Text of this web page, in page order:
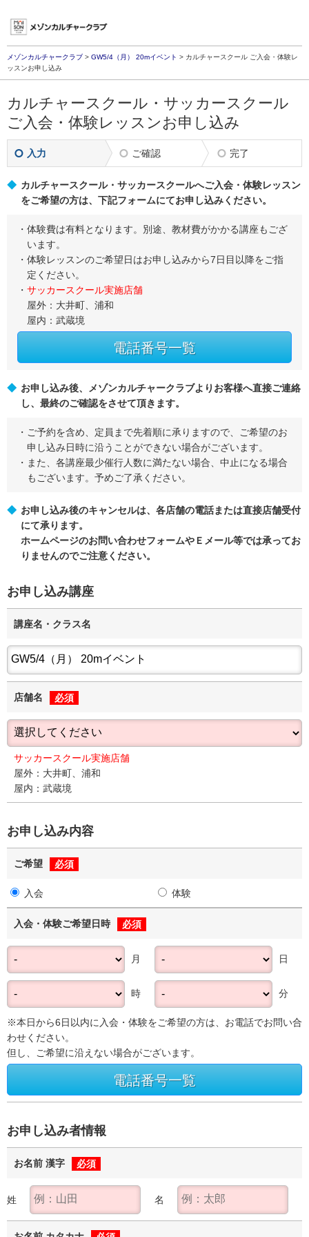
メゾンカルチャークラブ > GW5/4（月） 20mイベント > カルチャースクール ご入会・体験レ
ッスンお申し込み
カルチャースクール・サッカースクール
ご入会・体験レッスンお申し込み
入力 ご確認 完了
カルチャースクール・サッカースクールへご入会・体験レッスン
をご希望の方は、下記フォームにてお申し込みください。
体験費は有料となります。別途、教材費がかかる講座もござ
います。
体験レッスンのご希望日はお申し込みから7日目以降をご指
定ください。
サッカースクール実施店舗
屋外：大井町、浦和
屋内：武蔵境
電話番号一覧
お申し込み後、メゾンカルチャークラブよりお客様へ直接ご連絡
し、最終のご確認をさせて頂きます。
ご予約を含め、定員まで先着順に承りますので、ご希望のお
申し込み日時に沿うことができない場合がございます。
また、各講座最少催行人数に満たない場合、中止になる場合
もございます。予めご了承ください。
お申し込み後のキャンセルは、各店舗の電話または直接店舗受付
にて承ります。
ホームページのお問い合わせフォームやＥメール等では承ってお
りませんのでご注意ください。
お申し込み講座
講座名・クラス名
店舗名 必須
サッカースクール実施店舗
屋外：大井町、浦和
屋内：武蔵境
お申し込み内容
ご希望 必須
入会 体験
入会・体験ご希望日時 必須
月 日
時 分
※本日から6日以内に入会・体験をご希望の方は、お電話でお問い合
わせください。
但し、ご希望に沿えない場合がございます。
電話番号一覧
お申し込み者情報
お名前 漢字 必須
姓 名